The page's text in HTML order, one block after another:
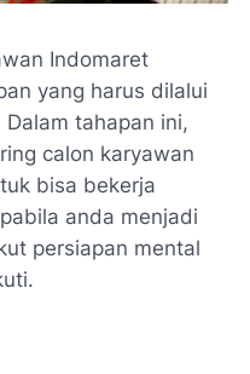
Indomaret
yang harus dilalui
tahapan ini,
calon karyawan
bisa bekerja
anda menjadi
persiapan mental